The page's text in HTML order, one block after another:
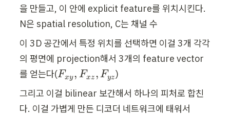
을 만들고, 이 안에 explicit feature를 위치시킨다.
N은 spatial resolution, C는 채널 수
이 3D 공간에서 특정 위치를 선택하면 이걸 3개 각각
의 평면에 projection해서 3개의 feature vector
를 얻는다(F
_
{
Fxy , Fxz , Fyz)
그리고 이걸 bilinear 보간해서 하나의 피처로 합친
다. 이걸 가볍게 만든 디코더 네트워크에 태워서